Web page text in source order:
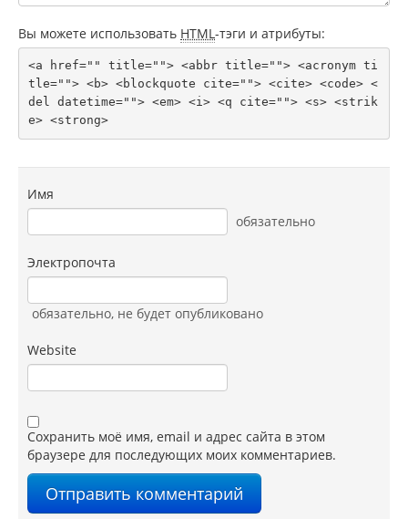
Вы можете использовать HTML -тэги и атрибуты:
<a href="" title=""> <abbr title=""> <acronym ti
tle=""> <b> <blockquote cite=""> <cite> <code> <
del datetime=""> <em> <i> <q cite=""> <s> <strik
e> <strong>
Имя
обязательно
Электропочта
обязательно, не будет опубликовано
Website
Сохранить моё имя, email и адрес сайта в этом
браузере для последующих моих комментариев.